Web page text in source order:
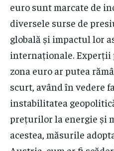
euro sunt marcate de
diversele surse de
globală și impactul lor
internaționale. Experții
zona euro ar putea
scurt, având în vedere
instabilitatea
prețurilor la energie și
acestea, măsurile